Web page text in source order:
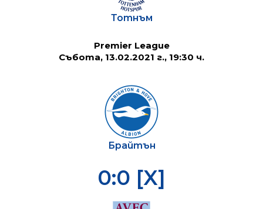
Тотнъм
Premier League
Събота, 13.02.2021 г., 19:30 ч.
Брайтън
0:0 [X]